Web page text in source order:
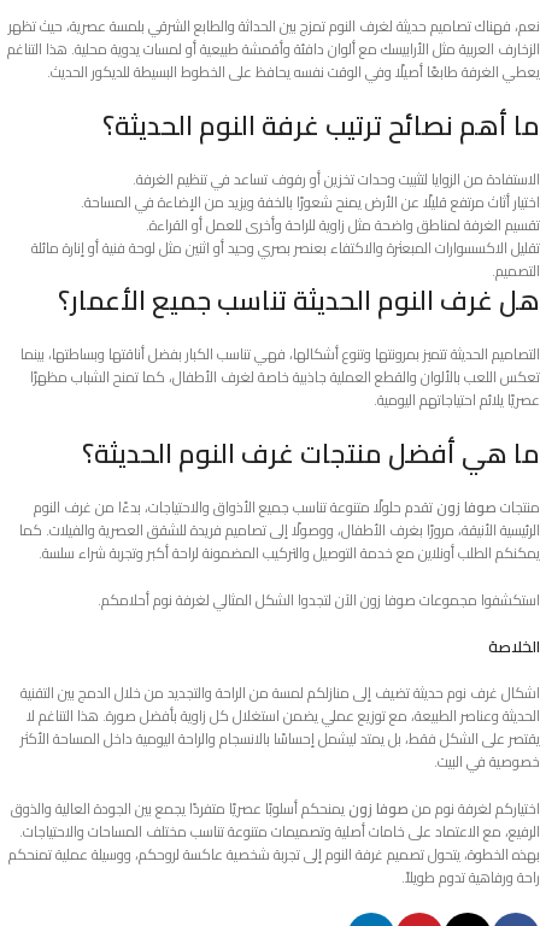
نعم، فهناك تصاميم حديثة لغرف النوم تمزج بين الحداثة والطابع الشرقي بلمسة عصرية، حيث تظهر
الزخارف العربية مثل الأرابيسك مع ألوان دافئة وأقمشة طبيعية أو لمسات يدوية محلية. هذا التناغم
يعطي الغرفة طابعًا أصيلًا وفي الوقت نفسه يحافظ على الخطوط البسيطة للديكور الحديث.
ما أهم نصائح ترتيب غرفة النوم الحديثة؟
الاستفادة من الزوايا لتثبيت وحدات تخزين أو رفوف تساعد في تنظيم الغرفة.
اختيار أثاث مرتفع قليلًا عن الأرض يمنح شعورًا بالخفة ويزيد من الإضاءة في المساحة.
تقسيم الغرفة لمناطق واضحة مثل زاوية للراحة وأخرى للعمل أو القراءة.
تقليل الاكسسوارات المبعثرة والاكتفاء بعنصر بصري وحيد أو اثنين مثل لوحة فنية أو إنارة مائلة
التصميم.
هل غرف النوم الحديثة تناسب جميع الأعمار؟
التصاميم الحديثة تتميز بمرونتها وتنوع أشكالها، فهي تناسب الكبار بفضل أناقتها وبساطتها، بينما
تعكس اللعب بالألوان والقطع العملية جاذبية خاصة لغرف الأطفال، كما تمنح الشباب مظهرًا
عصريًا يلائم احتياجاتهم اليومية.
ما هي أفضل منتجات غرف النوم الحديثة؟
منتجاتصوفا زونتقدم حلولًا متنوعة تناسب جميع الأذواق والاحتياجات، بدءًا من غرف النوم
الرئيسية الأنيقة، مرورًا بغرف الأطفال، ووصولًا إلى تصاميم فريدة للشقق العصرية والفيلات. كما
يمكنكم الطلب أونلاين مع خدمة التوصيل والتركيب المضمونة لراحة أكبر وتجربة شراء سلسة.
استكشفوا مجموعات صوفا زون الآن لتجدوا الشكل المثالي لغرفة نوم أحلامكم.
الخلاصة
اشكال غرف نوم حديثة تضيف إلى منازلكم لمسة من الراحة والتجديد من خلال الدمج بين التقنية
الحديثة وعناصر الطبيعة، مع توزيع عملي يضمن استغلال كل زاوية بأفضل صورة. هذا التناغم لا
يقتصر على الشكل فقط، بل يمتد ليشمل إحساسًا بالانسجام والراحة اليومية داخل المساحة الأكثر
خصوصية في البيت.
اختياركم لغرفة نوم منصوفا زون يمنحكم أسلوبًا عصريًا متفردًا يجمع بين الجودة العالية والذوق
الرفيع، مع الاعتماد على خامات أصلية وتصميمات متنوعة تناسب مختلف المساحات والاحتياجات.
بهذه الخطوة، يتحول تصميم غرفة النوم إلى تجربة شخصية عاكسة لروحكم، ووسيلة عملية تمنحكم
راحة ورفاهية تدوم طويلاً.